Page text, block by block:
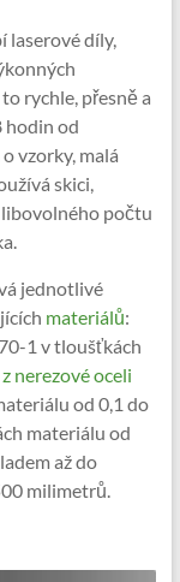
laserové díly,
rychle, přesně a
hodin od
vzorky, malá
skici,
počtu
jednotlivé
materiálů:
1 v tloušťkách
nerezové oceli
od 0,1 do
materiálu od
až do
milimetrů.